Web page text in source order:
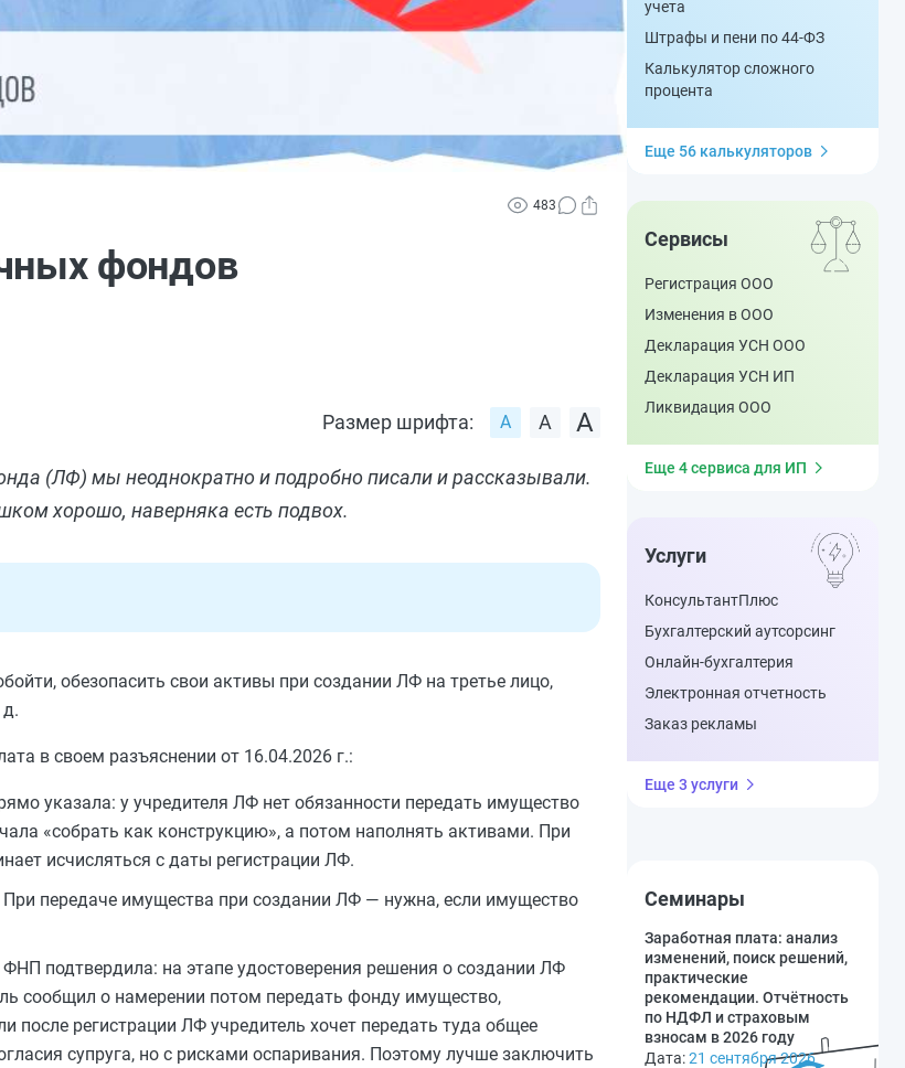
483
фондов
Размер шрифта:
(ЛФ) мы неоднократно и подробно писали и рассказывали.
хорошо, наверняка есть подвох.
обезопасить свои активы при создании ЛФ на третье лицо,
в своем разъяснении от 16.04.2026 г.:
указала: у учредителя ЛФ нет обязанности передать имущество
«собрать как конструкцию», а потом наполнять активами. При
исчисляться с даты регистрации ЛФ.
передаче имущества при создании ЛФ — нужна, если имущество
подтвердила: на этапе удостоверения решения о создании ЛФ
сообщил о намерении потом передать фонду имущество,
после регистрации ЛФ учредитель хочет передать туда общее
супруга, но с рисками оспаривания. Поэтому лучше заключить
учета
Штрафы и пени по 44-ФЗ
Калькулятор сложного
процента
Еще 56 калькуляторов
Сервисы
Регистрация ООО
Изменения в ООО
Декларация УСН ООО
Декларация УСН ИП
Ликвидация ООО
Еще 4 сервиса для ИП
Услуги
КонсультантПлюс
Бухгалтерский аутсорсинг
Онлайн-бухгалтерия
Электронная отчетность
Заказ рекламы
Еще 3 услуги
Семинары
Заработная плата: анализ
изменений, поиск решений,
практические
рекомендации. Отчётность
по НДФЛ и страховым
взносам в 2026 году
Дата:21 сентября 2026